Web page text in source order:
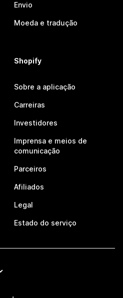
Envio
Moeda e tradução
Shopify
Sobre a aplicação
Carreiras
Investidores
Imprensa e meios de
comunicação
Parceiros
Afiliados
Legal
Estado do serviço